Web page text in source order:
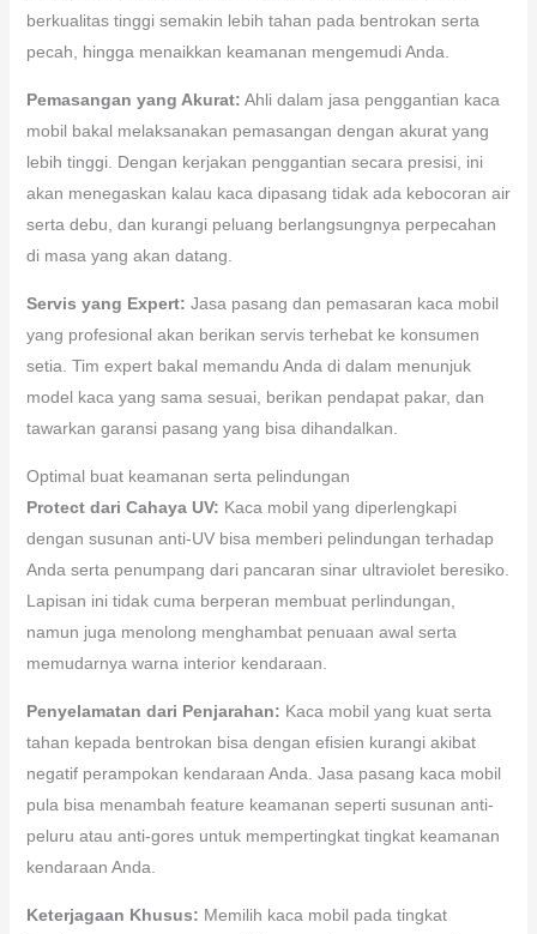
berkualitas tinggi semakin lebih tahan pada bentrokan serta
pecah, hingga menaikkan keamanan mengemudi Anda.
Pemasangan yang Akurat: Ahli dalam jasa penggantian kaca
mobil bakal melaksanakan pemasangan dengan akurat yang
lebih tinggi. Dengan kerjakan penggantian secara presisi, ini
akan menegaskan kalau kaca dipasang tidak ada kebocoran air
serta debu, dan kurangi peluang berlangsungnya perpecahan
di masa yang akan datang.
Servis yang Expert: Jasa pasang dan pemasaran kaca mobil
yang profesional akan berikan servis terhebat ke konsumen
setia. Tim expert bakal memandu Anda di dalam menunjuk
model kaca yang sama sesuai, berikan pendapat pakar, dan
tawarkan garansi pasang yang bisa dihandalkan.
Optimal buat keamanan serta pelindungan
Protect dari Cahaya UV: Kaca mobil yang diperlengkapi
dengan susunan anti-UV bisa memberi pelindungan terhadap
Anda serta penumpang dari pancaran sinar ultraviolet beresiko.
Lapisan ini tidak cuma berperan membuat perlindungan,
namun juga menolong menghambat penuaan awal serta
memudarnya warna interior kendaraan.
Penyelamatan dari Penjarahan: Kaca mobil yang kuat serta
tahan kepada bentrokan bisa dengan efisien kurangi akibat
negatif perampokan kendaraan Anda. Jasa pasang kaca mobil
pula bisa menambah feature keamanan seperti susunan anti-
peluru atau anti-gores untuk mempertingkat tingkat keamanan
kendaraan Anda.
Keterjagaan Khusus: Memilih kaca mobil pada tingkat